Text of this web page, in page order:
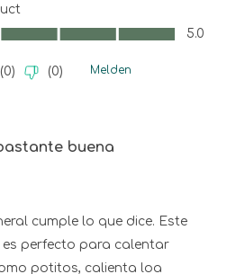
5.0 van 5
5.0
(0) (0) Melden
buena
cumple lo que dice. Este
es perfecto para calentar
potitos, calienta loa